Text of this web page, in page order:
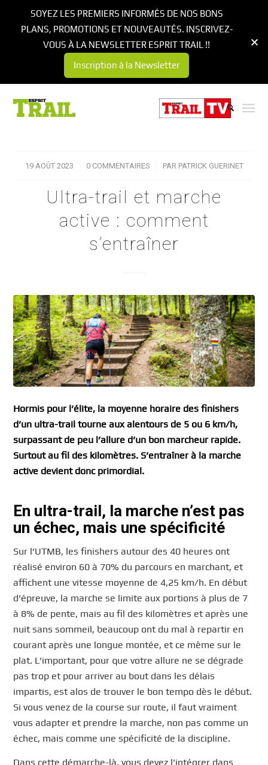
19 AOÛT 2023
/ 0 COMMENTAIRES
/ PAR PATRICK GUERINET
Ultra-trail et marche
active : comment
s’entraîner
Hormis pour l’élite, la moyenne horaire des finishers
d’un ultra-trail tourne aux alentours de 5 ou 6 km/h,
surpassant de peu l’allure d’un bon marcheur rapide.
Surtout au fil des kilomètres. S’entraîner à la marche
active devient donc primordial.
En ultra-trail, la marche n’est pas
un échec, mais une spécificité
Sur l’UTMB, les finishers autour des 40 heures ont
réalisé environ 60 à 70% du parcours en marchant, et
affichent une vitesse moyenne de 4,25 km/h. En début
d’épreuve, la marche se limite aux portions à plus de 7
à 8% de pente, mais au fil des kilomètres et après une
nuit sans sommeil, beaucoup ont du mal à repartir en
courant après une longue montée, et ce même sur le
plat. L’important, pour que votre allure ne se dégrade
pas trop et pour arriver au bout dans les délais
impartis, est alos de trouver le bon tempo dès le début.
Si vous venez de la course sur route, il faut vraiment
vous adapter et prendre la marche, non pas comme un
échec, mais comme une spécificité de la discipline.
Dans cette démarche-là, vous devez l’intégrer dans
SOYEZ LES PREMIERS INFORMÉS DE NOS BONS
PLANS, PROMOTIONS ET NOUVEAUTÉS. INSCRIVEZ-
VOUS À LA NEWSLETTER ESPRIT TRAIL !!
Inscription à la Newsletter